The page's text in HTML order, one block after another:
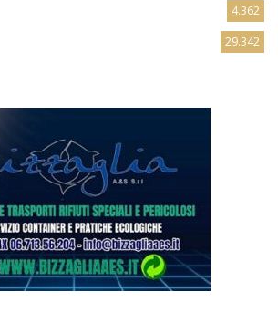
4.362
29.342